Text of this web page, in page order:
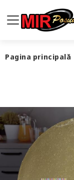
Pagina principală